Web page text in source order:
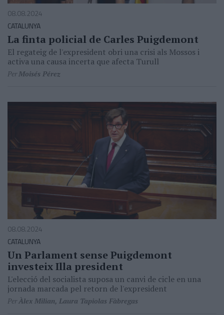
08.08.2024
CATALUNYA
La finta policial de Carles Puigdemont
El regateig de l'expresident obri una crisi als Mossos i
activa una causa incerta que afecta Turull
PerMoisés Pérez
08.08.2024
CATALUNYA
Un Parlament sense Puigdemont
investeix Illa president
L'elecció del socialista suposa un canvi de cicle en una
jornada marcada pel retorn de l'expresident
PerÀlex Milian, Laura Tapiolas Fàbregas